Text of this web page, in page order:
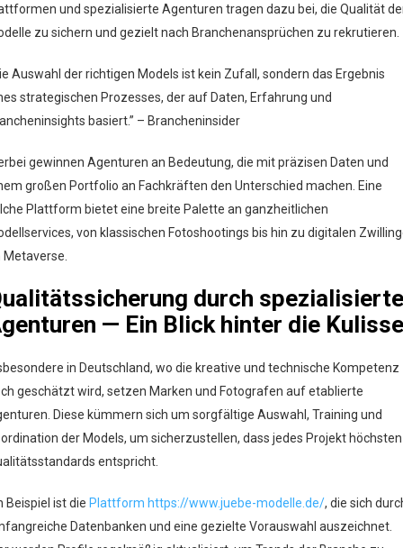
und spezialisierte Agenturen tragen dazu bei, die Qualität
zu sichern und gezielt nach Branchenansprüchen zu rekrutieren.
Auswahl der richtigen Models ist kein Zufall, sondern das Ergebnis
strategischen Prozesses, der auf Daten, Erfahrung und
basiert.” – Brancheninsider
gewinnen Agenturen an Bedeutung, die mit präzisen Daten und
großen Portfolio an Fachkräften den Unterschied machen. Eine
Plattform bietet eine breite Palette an ganzheitlichen
von klassischen Fotoshootings bis hin zu digitalen
Metaverse.
durch spezialisierte
— Ein Blick hinter die
in Deutschland, wo die kreative und technische Kompetenz
geschätzt wird, setzen Marken und Fotografen auf etablierte
Diese kümmern sich um sorgfältige Auswahl, Training und
der Models, um sicherzustellen, dass jedes Projekt höchsten
entspricht.
Beispiel ist die Plattform https://www.juebe-modelle.de/, die sich
Datenbanken und eine gezielte Vorauswahl auszeichnet.